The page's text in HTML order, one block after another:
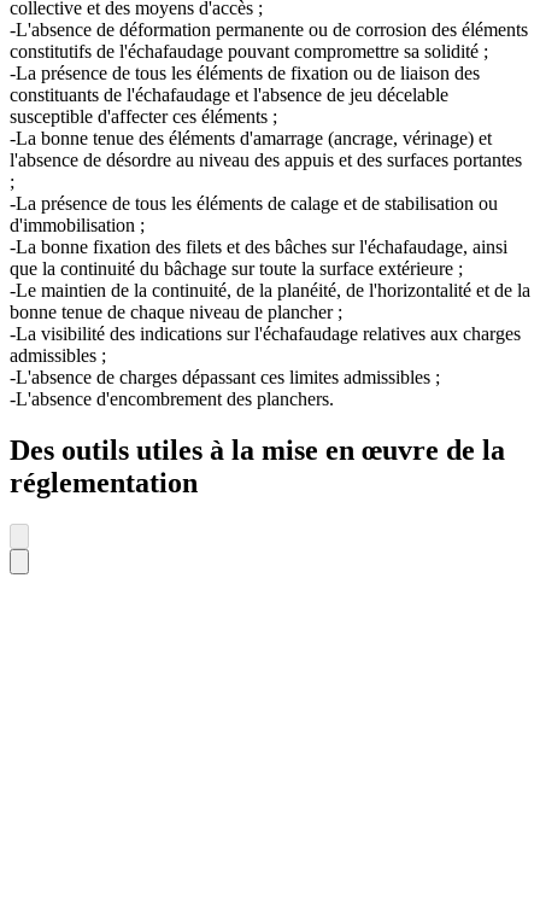
collective et des moyens d'accès ;
-L'absence de déformation permanente ou de corrosion des éléments
constitutifs de l'échafaudage pouvant compromettre sa solidité ;
-La présence de tous les éléments de fixation ou de liaison des
constituants de l'échafaudage et l'absence de jeu décelable
susceptible d'affecter ces éléments ;
-La bonne tenue des éléments d'amarrage (ancrage, vérinage) et
l'absence de désordre au niveau des appuis et des surfaces portantes
;
-La présence de tous les éléments de calage et de stabilisation ou
d'immobilisation ;
-La bonne fixation des filets et des bâches sur l'échafaudage, ainsi
que la continuité du bâchage sur toute la surface extérieure ;
-Le maintien de la continuité, de la planéité, de l'horizontalité et de la
bonne tenue de chaque niveau de plancher ;
-La visibilité des indications sur l'échafaudage relatives aux charges
admissibles ;
-L'absence de charges dépassant ces limites admissibles ;
-L'absence d'encombrement des planchers.
Des outils utiles à la mise en œuvre de la
réglementation